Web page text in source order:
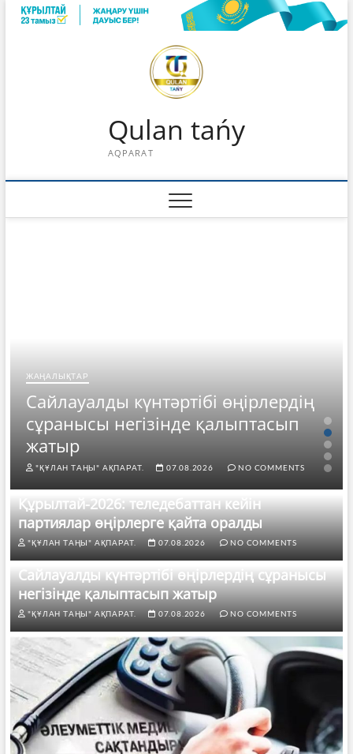
Skip
Qulan tańy
AQPARAT
ЖАҢАЛЫҚТАР
Сайлауалды күнтәртібі өңірлердің
сұранысы негізінде қалыптасып
жатыр
"ҚҰЛАН ТАҢЫ" АҚПАРАТ. 07.08.2026 NO COMMENTS
Құрылтай-2026: теледебаттан кейін
партиялар өңірлерге қайта оралды
"ҚҰЛАН ТАҢЫ" АҚПАРАТ. 07.08.2026 NO COMMENTS
Сайлауалды күнтәртібі өңірлердің сұранысы
негізінде қалыптасып жатыр
"ҚҰЛАН ТАҢЫ" АҚПАРАТ. 07.08.2026 NO COMMENTS